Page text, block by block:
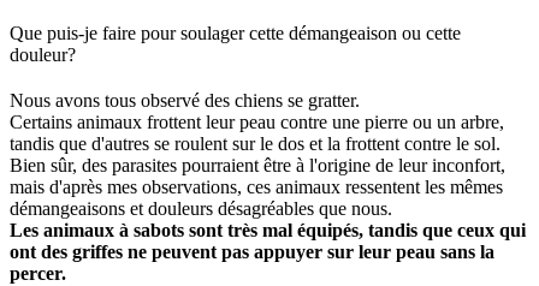
Que puis-je faire pour soulager cette démangeaison ou cette
douleur?
Nous avons tous observé des chiens se gratter.
Certains animaux frottent leur peau contre une pierre ou un arbre,
tandis que d'autres se roulent sur le dos et la frottent contre le sol.
Bien sûr, des parasites pourraient être à l'origine de leur inconfort,
mais d'après mes observations, ces animaux ressentent les mêmes
démangeaisons et douleurs désagréables que nous.
Les animaux à sabots sont très mal équipés, tandis que ceux qui
ont des griffes ne peuvent pas appuyer sur leur peau sans la
percer.